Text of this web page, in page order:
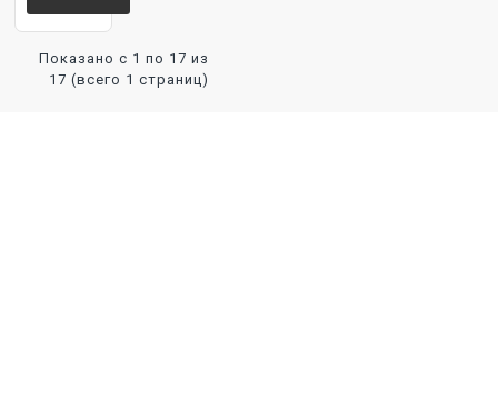
Показано с 1 по 17 из
17 (всего 1 страниц)